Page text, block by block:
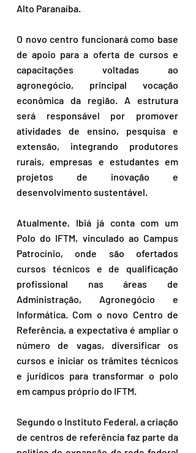
Alto Paranaíba.
O novo centro funcionará como base
de apoio para a oferta de cursos e
capacitações voltadas ao
agronegócio, principal vocação
econômica da região. A estrutura
será responsável por promover
atividades de ensino, pesquisa e
extensão, integrando produtores
rurais, empresas e estudantes em
projetos de inovação e
desenvolvimento sustentável.
Atualmente, Ibiá já conta com um
Polo do IFTM, vinculado ao Campus
Patrocínio, onde são ofertados
cursos técnicos e de qualificação
profissional nas áreas de
Administração, Agronegócio e
Informática. Com o novo Centro de
Referência, a expectativa é ampliar o
número de vagas, diversificar os
cursos e iniciar os trâmites técnicos
e jurídicos para transformar o polo
em campus próprio do IFTM.
Segundo o Instituto Federal, a criação
de centros de referência faz parte da